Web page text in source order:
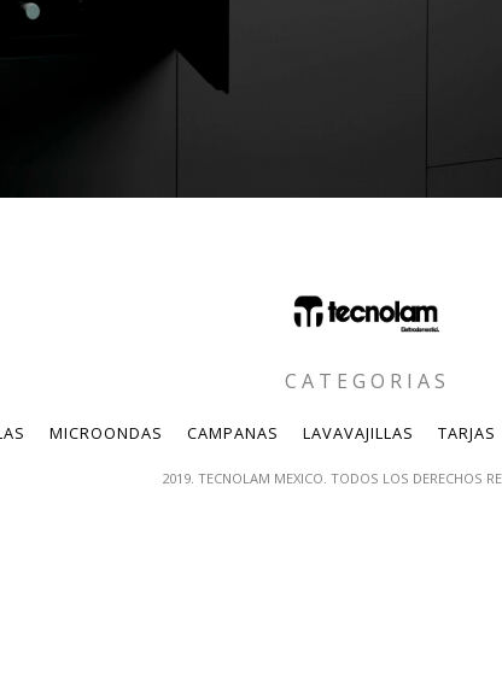
CATEGORIAS
MICROONDAS CAMPANAS LAVAVAJILLAS TARJAS
2019. TECNOLAM MEXICO. TODOS LOS DERECHOS